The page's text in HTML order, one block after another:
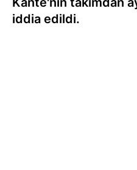
iddia edildi.